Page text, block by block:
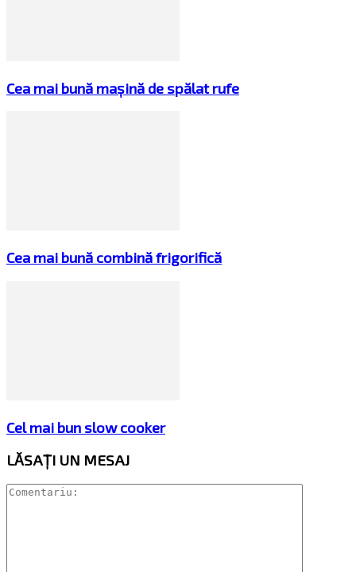
Cea mai bună mașină de spălat rufe
Cea mai bună combină frigorifică
Cel mai bun slow cooker
LĂSAȚI UN MESAJ